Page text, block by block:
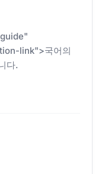
link">국어의
다.